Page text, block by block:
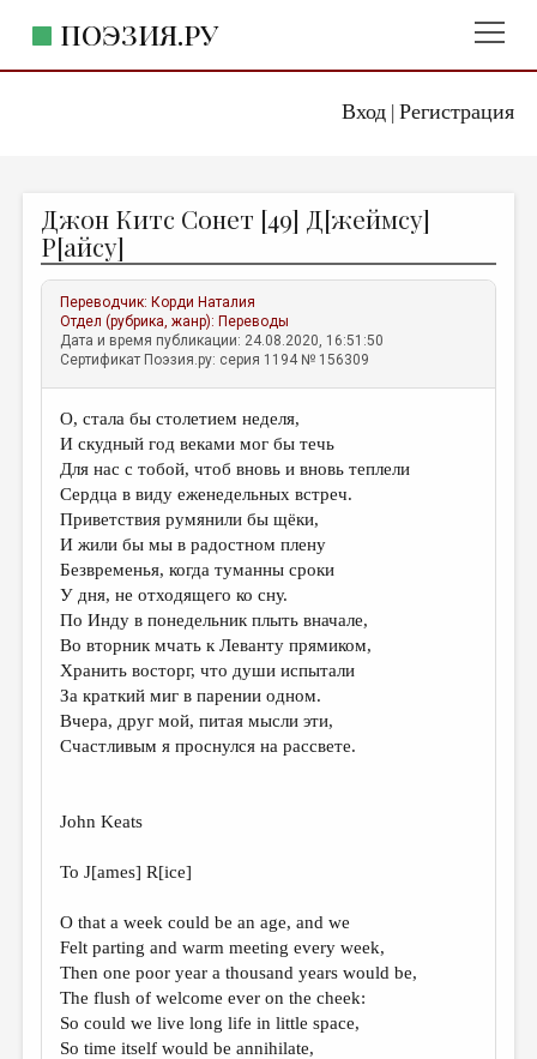
Вход| Регистрация
ПОЭЗИЯ.РУ
ЖАНРЫ
АВТОРЫ
КОММЕНТАРИИ
ЛИТСАЛОН
ПРАВИЛА САЙТА
ОТДЕЛЫ И РУБРИКИ
ИЗБРАННОЕ
ДАЙДЖЕСТ
ПРОИЗВЕДЕНИЯ
ПЕРЕВОДЫ
КОНКУРСЫ
ДЕТСКАЯ КОМНАТА
ОБЗОР ЛИТЕРАТУРЫ
СТРАНИЦЫ ПАМЯТИ
КОЛОНКА РЕДАКТОРА
РЕДКОЛЛЕГИЯ
ОТ РЕДАКЦИИ
Джон Китс Сонет [49] Д[жеймсу]
P[айсу]
Переводчик: Корди Наталия
Отдел (рубрика, жанр): Переводы
Дата и время публикации: 24.08.2020, 16:51:50
Сертификат Поэзия.ру: серия 1194 № 156309
О, стала бы столетием неделя,
И скудный год веками мог бы течь
Для нас с тобой, чтоб вновь и вновь теплели
Сердца в виду еженедельных встреч.
Приветствия румянили бы щёки,
И жили бы мы в радостном плену
Безвременья, когда туманны сроки
У дня, не отходящего ко сну.
По Инду в понедельник плыть вначале,
Во вторник мчать к Леванту прямиком,
Хранить восторг, что души испытали
За краткий миг в парении одном.
Вчера, друг мой, питая мысли эти,
Счастливым я проснулся на рассвете.
John Keats
To J[ames] R[ice]
O that a week could be an age, and we
Felt parting and warm meeting every week,
Then one poor year a thousand years would be,
The flush of welcome ever on the cheek:
So could we live long life in little space,
So time itself would be annihilate,